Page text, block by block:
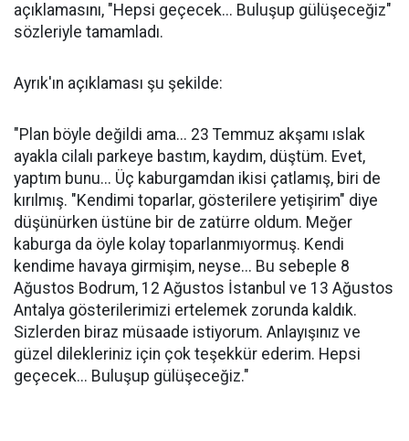
açıklamasını, "Hepsi geçecek... Buluşup gülüşeceğiz"
sözleriyle tamamladı.
Ayrık'ın açıklaması şu şekilde:
"Plan böyle değildi ama... 23 Temmuz akşamı ıslak
ayakla cilalı parkeye bastım, kaydım, düştüm. Evet,
yaptım bunu... Üç kaburgamdan ikisi çatlamış, biri de
kırılmış. "Kendimi toparlar, gösterilere yetişirim" diye
düşünürken üstüne bir de zatürre oldum. Meğer
kaburga da öyle kolay toparlanmıyormuş. Kendi
kendime havaya girmişim, neyse... Bu sebeple 8
Ağustos Bodrum, 12 Ağustos İstanbul ve 13 Ağustos
Antalya gösterilerimizi ertelemek zorunda kaldık.
Sizlerden biraz müsaade istiyorum. Anlayışınız ve
güzel dilekleriniz için çok teşekkür ederim. Hepsi
geçecek... Buluşup gülüşeceğiz."